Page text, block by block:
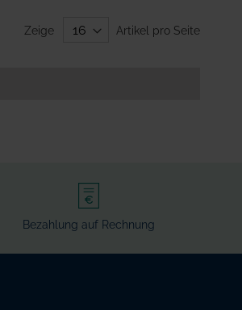
Zeige Artikel pro Seite
Bezahlung auf Rechnung